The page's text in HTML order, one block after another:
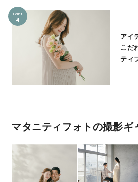
Point
4
アイ
こだ
ティ
マタニティフォトの撮影ギ